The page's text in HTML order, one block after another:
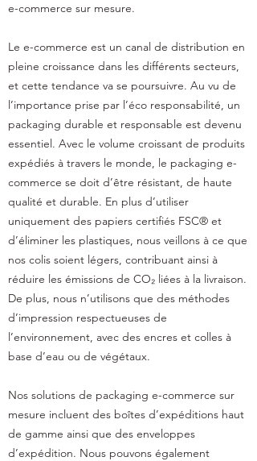
e-commerce sur mesure.
Le e-commerce est un canal de distribution en
pleine croissance dans les différents secteurs,
et cette tendance va se poursuivre. Au vu de
l’importance prise par l’éco responsabilité, un
packaging durable et responsable est devenu
essentiel. Avec le volume croissant de produits
expédiés à travers le monde, le packaging e-
commerce se doit d’être résistant, de haute
qualité et durable. En plus d’utiliser
uniquement des papiers certifiés FSC® et
d’éliminer les plastiques, nous veillons à ce que
nos colis soient légers, contribuant ainsi à
réduire les émissions de CO₂ liées à la livraison.
De plus, nous n’utilisons que des méthodes
d’impression respectueuses de
l’environnement, avec des encres et colles à
base d’eau ou de végétaux.
Nos solutions de packaging e-commerce sur
mesure incluent des boîtes d’expéditions haut
de gamme ainsi que des enveloppes
d’expédition. Nous pouvons également